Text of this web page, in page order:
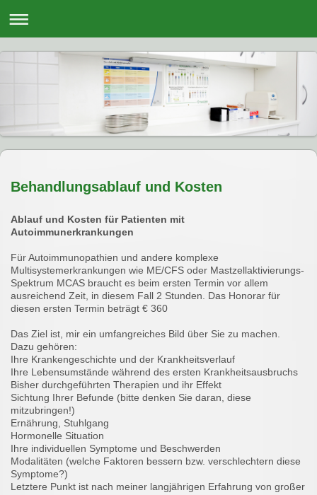
Behandlungsablauf und Kosten
Ablauf und Kosten für Patienten mit
Autoimmunerkrankungen
Für Autoimmunopathien und andere komplexe
Multisystemerkrankungen wie ME/CFS oder Mastzellaktivierungs-
Spektrum MCAS braucht es beim ersten Termin vor allem
ausreichend Zeit, in diesem Fall 2 Stunden. Das Honorar für
diesen ersten Termin beträgt € 360
Das Ziel ist, mir ein umfangreiches Bild über Sie zu machen.
Dazu gehören:
Ihre Krankengeschichte und der Krankheitsverlauf
Ihre Lebensumstände während des ersten Krankheitsausbruchs
Bisher durchgeführten Therapien und ihr Effekt
Sichtung Ihrer Befunde (bitte denken Sie daran, diese
mitzubringen!)
Ernährung, Stuhlgang
Hormonelle Situation
Ihre individuellen Symptome und Beschwerden
Modalitäten (welche Faktoren bessern bzw. verschlechtern diese
Symptome?)
Letztere Punkt ist nach meiner langjährigen Erfahrung von großer